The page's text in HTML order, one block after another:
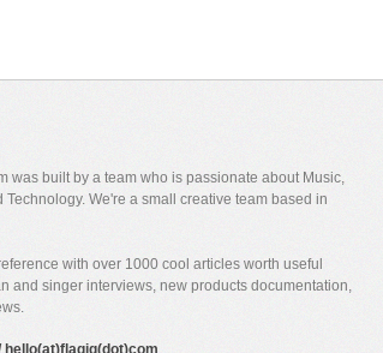
was built by a team who is passionate about Music,
Technology. We're a small creative team based in
with over 1000 cool articles worth useful
and singer interviews, new products documentation,
hello(at)flagig(dot)com